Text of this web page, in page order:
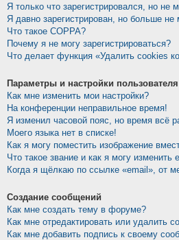
Я только что зарегистрировался, но не
Я давно зарегистрирован, но больше не
Что такое COPPA?
Почему я не могу зарегистрироваться?
Что делает функция «Удалить cookies
Параметры и настройки пользователя
Как мне изменить мои настройки?
На конференции неправильное время!
Я изменил часовой пояс, но время всё
Моего языка нет в списке!
Как я могу поместить изображение
Что такое звание и как я могу изменить
Когда я щёлкаю по ссылке «email», от
Создание сообщений
Как мне создать тему в форуме?
Как мне отредактировать или удалить
Как мне добавить подпись к своему